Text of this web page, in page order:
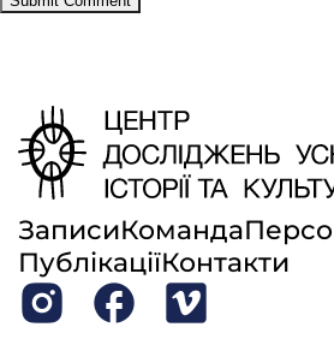
ЗаписиКоманда
ПублікаціїКонтакти